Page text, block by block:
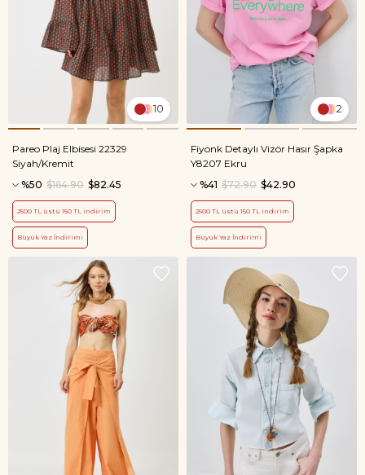
10
Pareo Plaj Elbisesi 22329
Siyah/Kremit
%50
$82.45
$164.90
2500 TL üstü 150 TL indirim
Büyük Yaz İndirimi
2
Fiyonk Detaylı Vizör Hasır Şapka
Y8207 Ekru
%41
$42.90
$72.90
2500 TL üstü 150 TL indirim
Büyük Yaz İndirimi